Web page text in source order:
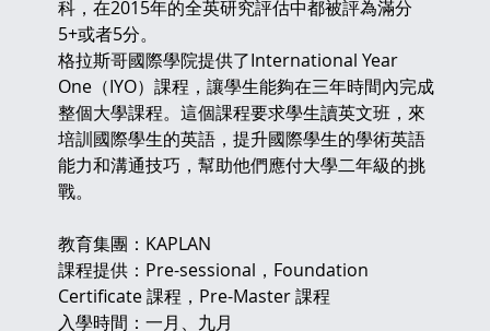
科，在2015年的全英研究評估中都被評為滿分
5+或者5分。
格拉斯哥國際學院提供了International Year
One（IYO）課程，讓學生能夠在三年時間內完成
整個大學課程。這個課程要求學生讀英文班，來
培訓國際學生的英語，提升國際學生的學術英語
能力和溝通技巧，幫助他們應付大學二年級的挑
戰。
教育集團：KAPLAN
課程提供：Pre-sessional，Foundation
Certificate 課程，Pre-Master 課程
入學時間：一月、九月